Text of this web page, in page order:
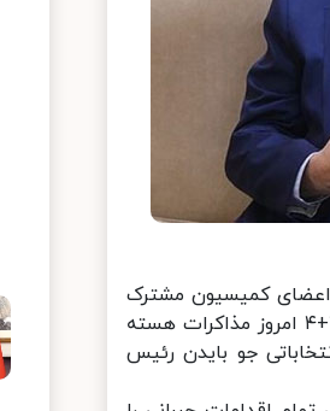
کمیسیون مشترک
برجام که در وین انجام می شود، در صفحه توییترش نوشت: ایران و گروه ۱+۴ امروز مذاکرات هسته
جو بایدن رئیس